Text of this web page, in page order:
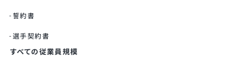
誓約書
選手契約書
すべての従業員規模